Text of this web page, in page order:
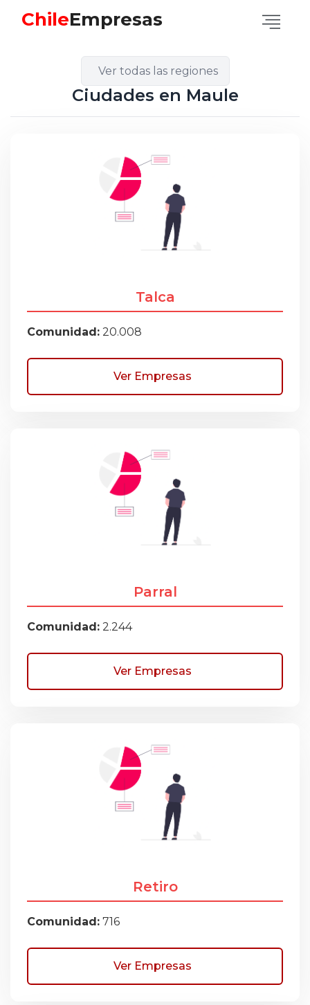
ChileEmpresas
Ver todas las regiones
Ciudades en Maule
Talca
Comunidad: 20.008
Ver Empresas
Parral
Comunidad: 2.244
Ver Empresas
Retiro
Comunidad: 716
Ver Empresas